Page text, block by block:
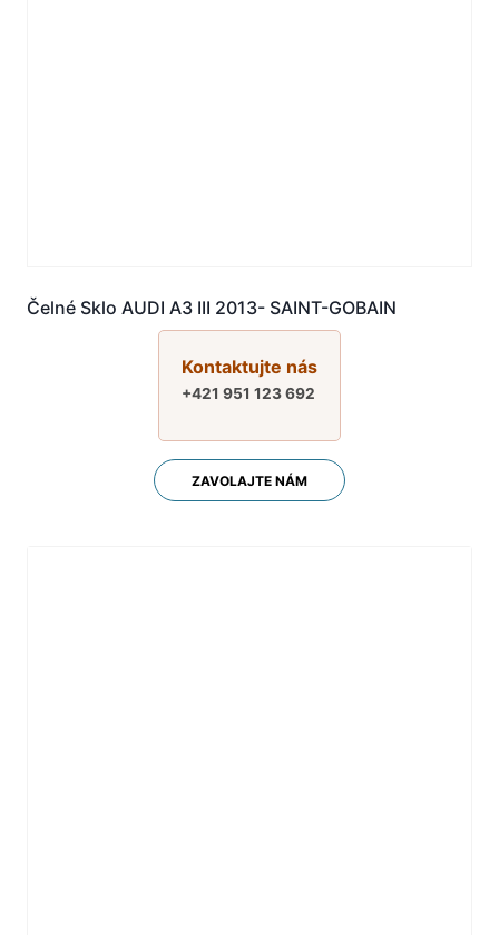
Čelné Sklo AUDI A3 III 2013- SAINT-GOBAIN
Kontaktujte nás
+421 951 123 692
ZAVOLAJTE NÁM